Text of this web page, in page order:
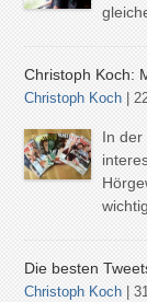
Christoph Koch:
Christoph Koch |
In der
Die besten
Christoph Koch |